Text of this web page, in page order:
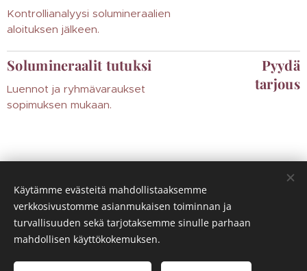
Kontrollianalyysi solumineraalien
aloituksen jälkeen.
Solumineraalit tutuksi
Luennot ja ryhmävaraukset
sopimuksen mukaan.
Pyydä
tarjous
© 2025 Rakkaudella Reetta
Y-tunnus 2034260-6
Käytämme evästeitä mahdollistaaksemme
verkkosivustomme asianmukaisen toiminnan ja
turvallisuuden sekä tarjotaksemme sinulle parhaan
mahdollisen käyttökokemuksen.